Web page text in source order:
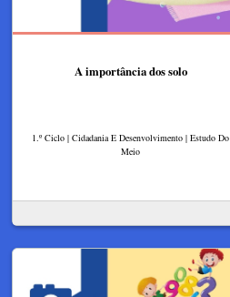
A importância dos solo
1.º Ciclo | Cidadania E Desenvolvimento | Estudo Do
Meio